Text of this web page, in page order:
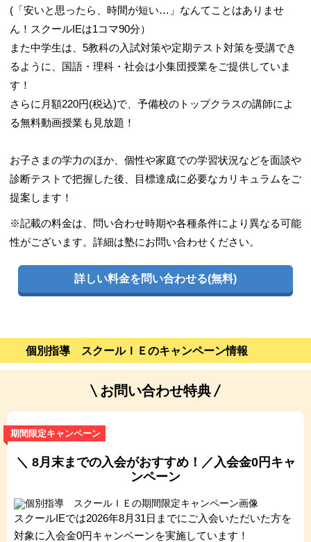
(「安いと思ったら、時間が短い…」なんてことはありませ
ん！スクールIEは1コマ90分）
また中学生は、5教科の入試対策や定期テスト対策を受講でき
るように、国語・理科・社会は小集団授業をご提供していま
す！
さらに月額220円(税込)で、予備校のトップクラスの講師によ
る無料動画授業も見放題！
お子さまの学力のほか、個性や家庭での学習状況などを面談や
診断テストで把握した後、目標達成に必要なカリキュラムをご
提案します！
※記載の料金は、問い合わせ時期や各種条件により異なる可能
性がございます。詳細は塾にお問い合わせください。
詳しい料金を問い合わせる(無料)
個別指導 スクールＩＥのキャンペーン情報
お問い合わせ特典
期間限定キャンペーン
＼ 8月末までの入会がおすすめ！／入会金0円キャ
ンペーン
スクールIEでは2026年8月31日までにご入会いただいた方を
対象に入会金0円キャンペーンを実施しています！